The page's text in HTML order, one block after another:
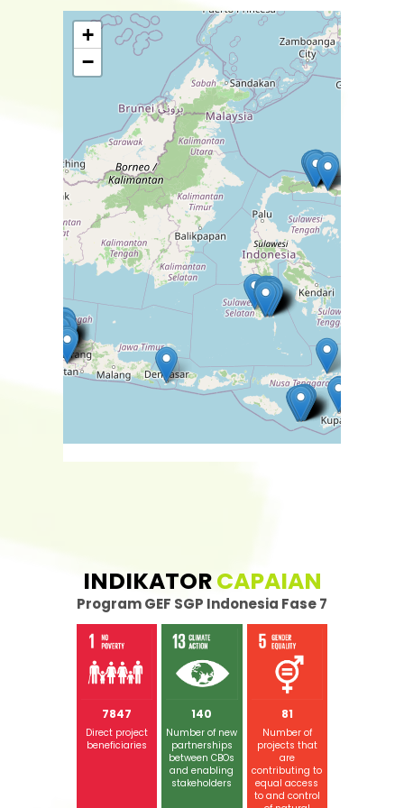
Button
INDIKATORCAPAIAN
Program GEF SGP Indonesia Fase 7
140
Number of new
partnerships
81
Number of
projects that
are
contributing to
equal access
16
Number of
crop varieties
or cultivars
obtaining new
or upgraded
(self